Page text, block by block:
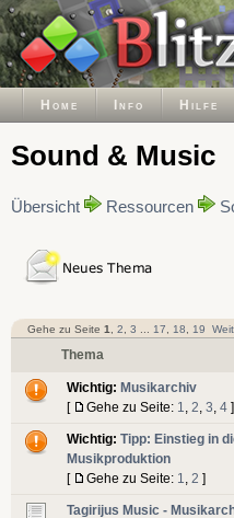
Home Info Hilfe
Sound & Music
Übersicht Ressourcen
Gehe zu Seite 1 2 3 17 18 19
Thema
Wichtig: Musikarchiv
[
Gehe zu Seite: 1 2 3 4 ]
Wichtig: Tipp: Einstieg in
Musikproduktion
[
Gehe zu Seite: 1 2 ]
Tagirijus Music -